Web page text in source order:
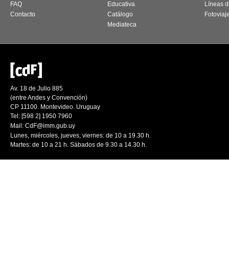
FAQ
Contacto
Educativa
Catálogo
Mediateca
Líneas
Av. 18 de Julio 885
(entre Andes y Convención)
CP 11100. Montevideo. Uruguay
Tel: [598 2] 1950 7960
Mail: CdF@imm.gub.uy
Lunes, miércoles, jueves, viernes: de 10 a 19.30 h.
Martes: de 10 a 21 h. Sábados de 9.30 a 14.30 h.